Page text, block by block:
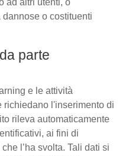
ad altri utenti, o
o costituenti
parte
e le attività
richiedano l'inserimento di
rileva automaticamente
ai fini di
l’ha svolta. Tali dati si